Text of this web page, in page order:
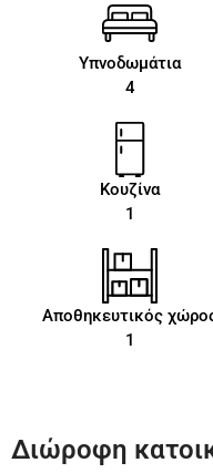
Υπνοδωμάτια
4
Κουζίνα
1
Αποθηκευτικός
1
Διώροφη